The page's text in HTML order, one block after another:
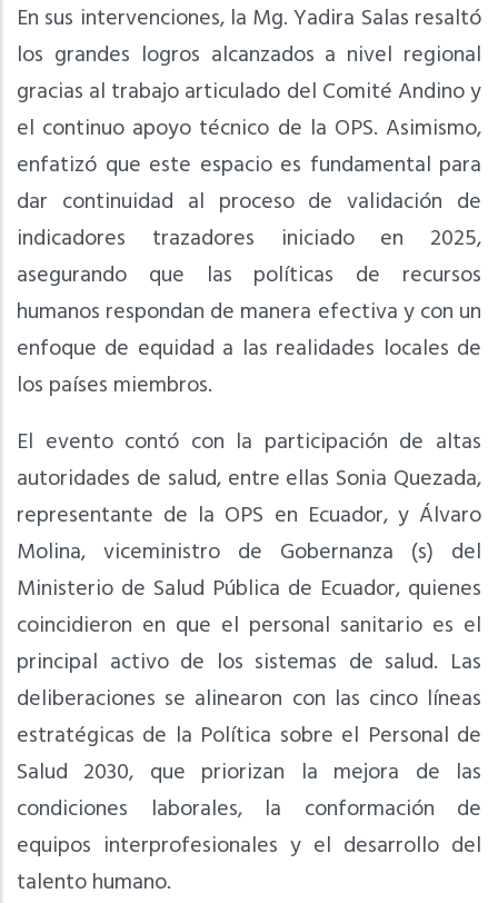
En sus intervenciones, la Mg. Yadira Salas resaltó
los grandes logros alcanzados a nivel regional
gracias al trabajo articulado del Comité Andino y
el continuo apoyo técnico de la OPS. Asimismo,
enfatizó que este espacio es fundamental para
dar continuidad al proceso de validación de
indicadores trazadores iniciado en 2025,
asegurando que las políticas de recursos
humanos respondan de manera efectiva y con un
enfoque de equidad a las realidades locales de
los países miembros.
El evento contó con la participación de altas
autoridades de salud, entre ellas Sonia Quezada,
representante de la OPS en Ecuador, y Álvaro
Molina, viceministro de Gobernanza (s) del
Ministerio de Salud Pública de Ecuador, quienes
coincidieron en que el personal sanitario es el
principal activo de los sistemas de salud. Las
deliberaciones se alinearon con las cinco líneas
estratégicas de la Política sobre el Personal de
Salud 2030, que priorizan la mejora de las
condiciones laborales, la conformación de
equipos interprofesionales y el desarrollo del
talento humano.